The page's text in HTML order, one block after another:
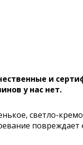
и
у нас нет.
светло-
повреждает